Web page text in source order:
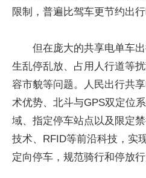
限制，普遍比驾车更节约出
但在庞大的共享电单车
生乱停乱放、占用人行道等
容市貌等问题。人民出行共
术优势、北斗与GPS双定位
域、指定停车站点以及限定
技术、RFID等前沿科技，实
定向停车，规范骑行和停放行